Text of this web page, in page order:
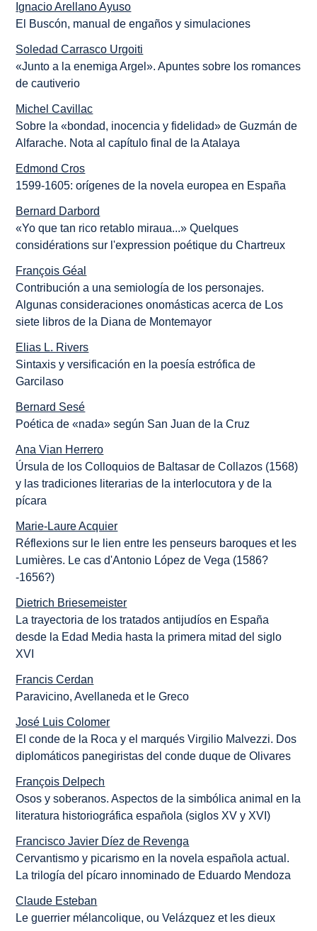
Ignacio Arellano Ayuso
El Buscón, manual de engaños y simulaciones
Soledad Carrasco Urgoiti
«Junto a la enemiga Argel». Apuntes sobre los romances
de cautiverio
Michel Cavillac
Sobre la «bondad, inocencia y fidelidad» de Guzmán de
Alfarache. Nota al capítulo final de la Atalaya
Edmond Cros
1599-1605: orígenes de la novela europea en España
Bernard Darbord
«Yo que tan rico retablo miraua...» Quelques
considérations sur l'expression poétique du Chartreux
François Géal
Contribución a una semiología de los personajes.
Algunas consideraciones onomásticas acerca de Los
siete libros de la Diana de Montemayor
Elias L. Rivers
Sintaxis y versificación en la poesía estrófica de
Garcilaso
Bernard Sesé
Poética de «nada» según San Juan de la Cruz
Ana Vian Herrero
Úrsula de los Colloquios de Baltasar de Collazos (1568)
y las tradiciones literarias de la interlocutora y de la
pícara
Marie-Laure Acquier
Réflexions sur le lien entre les penseurs baroques et les
Lumières. Le cas d'Antonio López de Vega (1586?
-1656?)
Dietrich Briesemeister
La trayectoria de los tratados antijudíos en España
desde la Edad Media hasta la primera mitad del siglo
XVI
Francis Cerdan
Paravicino, Avellaneda et le Greco
José Luis Colomer
El conde de la Roca y el marqués Virgilio Malvezzi. Dos
diplomáticos panegiristas del conde duque de Olivares
François Delpech
Osos y soberanos. Aspectos de la simbólica animal en la
literatura historiográfica española (siglos XV y XVI)
Francisco Javier Díez de Revenga
Cervantismo y picarismo en la novela española actual.
La trilogía del pícaro innominado de Eduardo Mendoza
Claude Esteban
Le guerrier mélancolique, ou Velázquez et les dieux